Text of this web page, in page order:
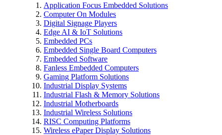
Application Focus Embedded Solutions
Computer On Modules
Digital Signage Players
Edge AI & IoT Solutions
Embedded PCs
Embedded Single Board Computers
Embedded Software
Fanless Embedded Computers
Gaming Platform Solutions
Industrial Display Systems
Industrial Flash & Memory Solutions
Industrial Motherboards
Industrial Wireless Solutions
RISC Computing Platforms
Wireless ePaper Display Solutions